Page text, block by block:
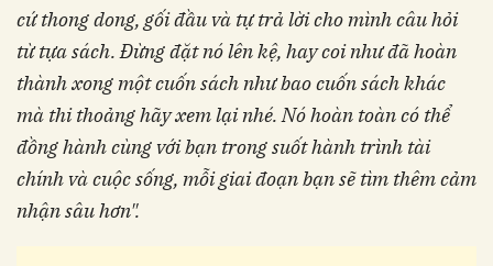
cứ thong dong, gối đầu và tự trả lời cho mình câu hỏi
từ tựa sách. Đừng đặt nó lên kệ, hay coi như đã hoàn
thành xong một cuốn sách như bao cuốn sách khác
mà thi thoảng hãy xem lại nhé. Nó hoàn toàn có thể
đồng hành cùng với bạn trong suốt hành trình tài
chính và cuộc sống, mỗi giai đoạn bạn sẽ tìm thêm cảm
nhận sâu hơn".